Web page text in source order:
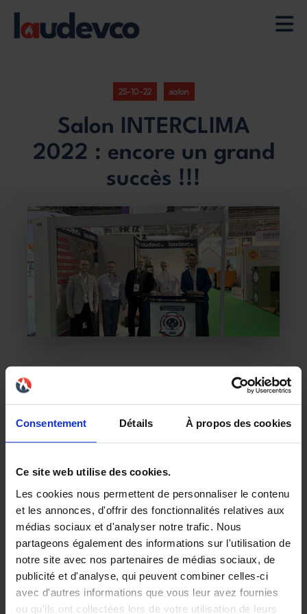
Consentement Détails À propos des cookies
Ce site web utilise des cookies.
Les cookies nous permettent de personnaliser le contenu
et les annonces, d'offrir des fonctionnalités relatives aux
médias sociaux et d'analyser notre trafic. Nous
partageons également des informations sur l'utilisation de
notre site avec nos partenaires de médias sociaux, de
publicité et d'analyse, qui peuvent combiner celles-ci
avec d'autres informations que vous leur avez fournies
ou qu'ils ont collectées lors de votre utilisation de leurs
25-10-22 salon
Salon INTERCLIMA
2022 : encore un grand
succès !!!
vous remercie pour votre visite sur notre
A l'année prochaine !
205 rue de la Cigogne
38530 Barraux
04 58 00 56 50